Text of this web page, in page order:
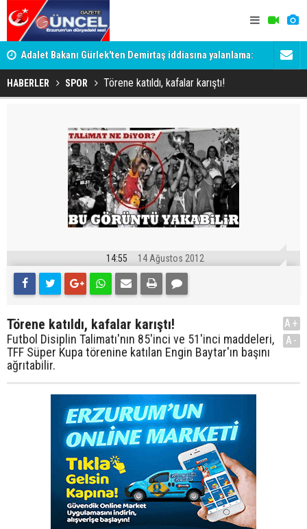
Adalet Bakanı Gürlek'ten Demirtaş iddiasına yalanlama:
Böyle bir açıklama yapmadım
Dadaş
HABERLER SPOR Törene katıldı, kafalar karıştı!
14:55 14 Ağustos 2012
Törene katıldı, kafalar karıştı!
Futbol Disiplin Talimatı'nın 85'inci ve 51'inci maddeleri,
TFF Süper Kupa törenine katılan Engin Baytar'ın başını
ağrıtabilir.
A+
A-